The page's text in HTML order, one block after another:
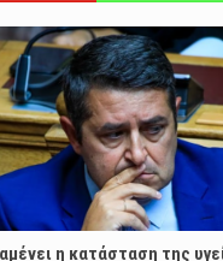
η κατάσταση της